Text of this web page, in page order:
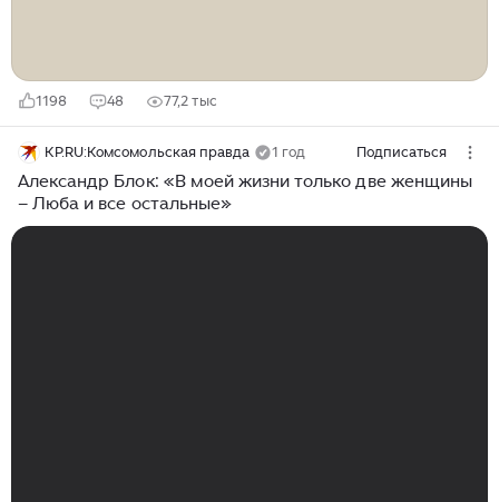
1198 48 77,2 тыс
KP.RU:Комсомольская правда 1 год Подписаться
Александр Блок: «В моей жизни только две женщины
– Люба и все остальные»